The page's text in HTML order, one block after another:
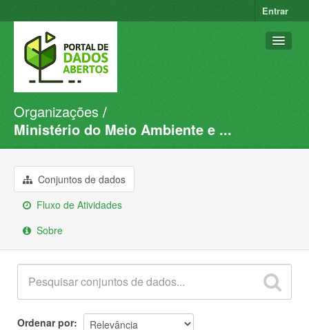
Entrar
Conjuntos de dados
Organizações
Sobre
Organizações
Ministério do Meio Ambiente e ...
Conjuntos de dados
Fluxo de Atividades
Sobre
Ordenar por